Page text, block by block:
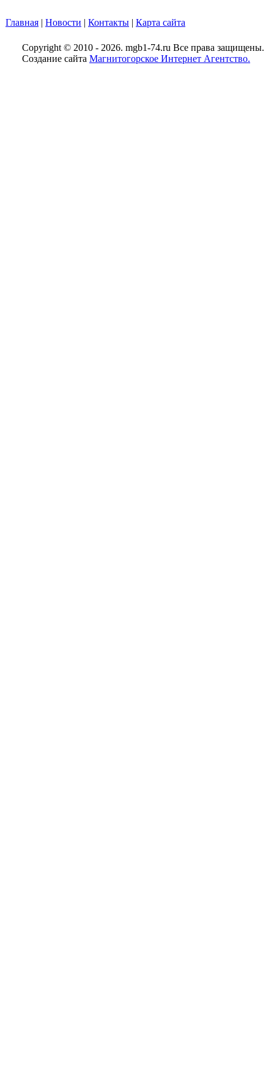
Главная | Новости | Контакты | Карта сайта
Copyright © 2010 - 2026. mgb1-74.ru Все права защищены.
Создание сайта Магнитогорское Интернет Агентство.